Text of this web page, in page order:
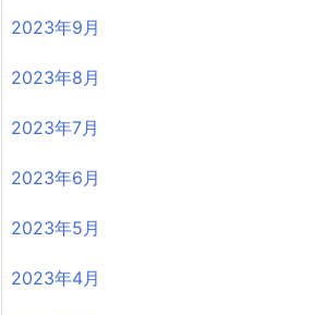
2023年9月
2023年8月
2023年7月
2023年6月
2023年5月
2023年4月